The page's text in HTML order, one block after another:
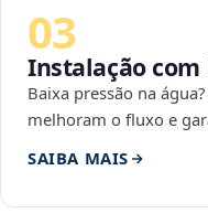
03
Instalação
Baixa pressão na
melhoram o fluxo e
SAIBA MAIS